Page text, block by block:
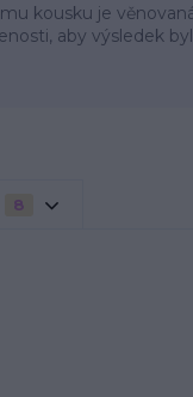
kousku je
aby výsledek
8